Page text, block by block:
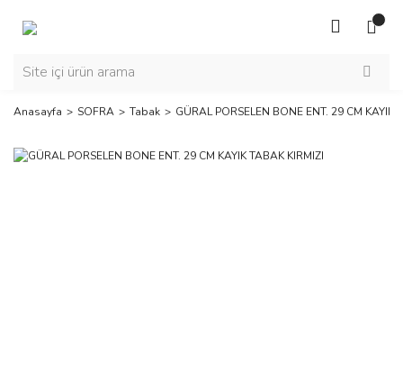
Anasayfa SOFRA Tabak GÜRAL PORSELEN BONE ENT. 29 CM KAYIK